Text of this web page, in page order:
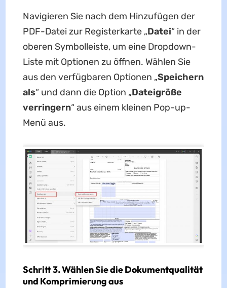
Navigieren Sie nach dem Hinzufügen der
PDF-Datei zur Registerkarte „Datei“ in der
oberen Symbolleiste, um eine Dropdown-
Liste mit Optionen zu öffnen. Wählen Sie
aus den verfügbaren Optionen „Speichern
als“ und dann die Option „Dateigröße
verringern“ aus einem kleinen Pop-up-
Menü aus.
Schritt 3. Wählen Sie die Dokumentqualität
und Komprimierung aus